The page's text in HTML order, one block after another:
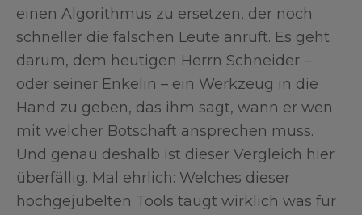
einen Algorithmus zu ersetzen, der noch
schneller die falschen Leute anruft. Es geht
darum, dem heutigen Herrn Schneider –
oder seiner Enkelin – ein Werkzeug in die
Hand zu geben, das ihm sagt, wann er wen
mit welcher Botschaft ansprechen muss.
Und genau deshalb ist dieser Vergleich hier
überfällig. Mal ehrlich: Welches dieser
hochgejubelten Tools taugt wirklich was für